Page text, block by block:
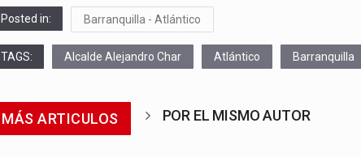
Posted in: Barranquilla - Atlántico
TAGS: Alcalde Alejandro Char Atlántico Barranquilla
MÁS ARTICULOS POR EL MISMO AUTOR